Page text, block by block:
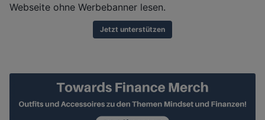
Webseite ohne Werbebanner lesen.
Jetzt unterstützen